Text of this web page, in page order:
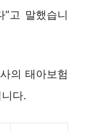
고 말했습니
의 태아보험
다.